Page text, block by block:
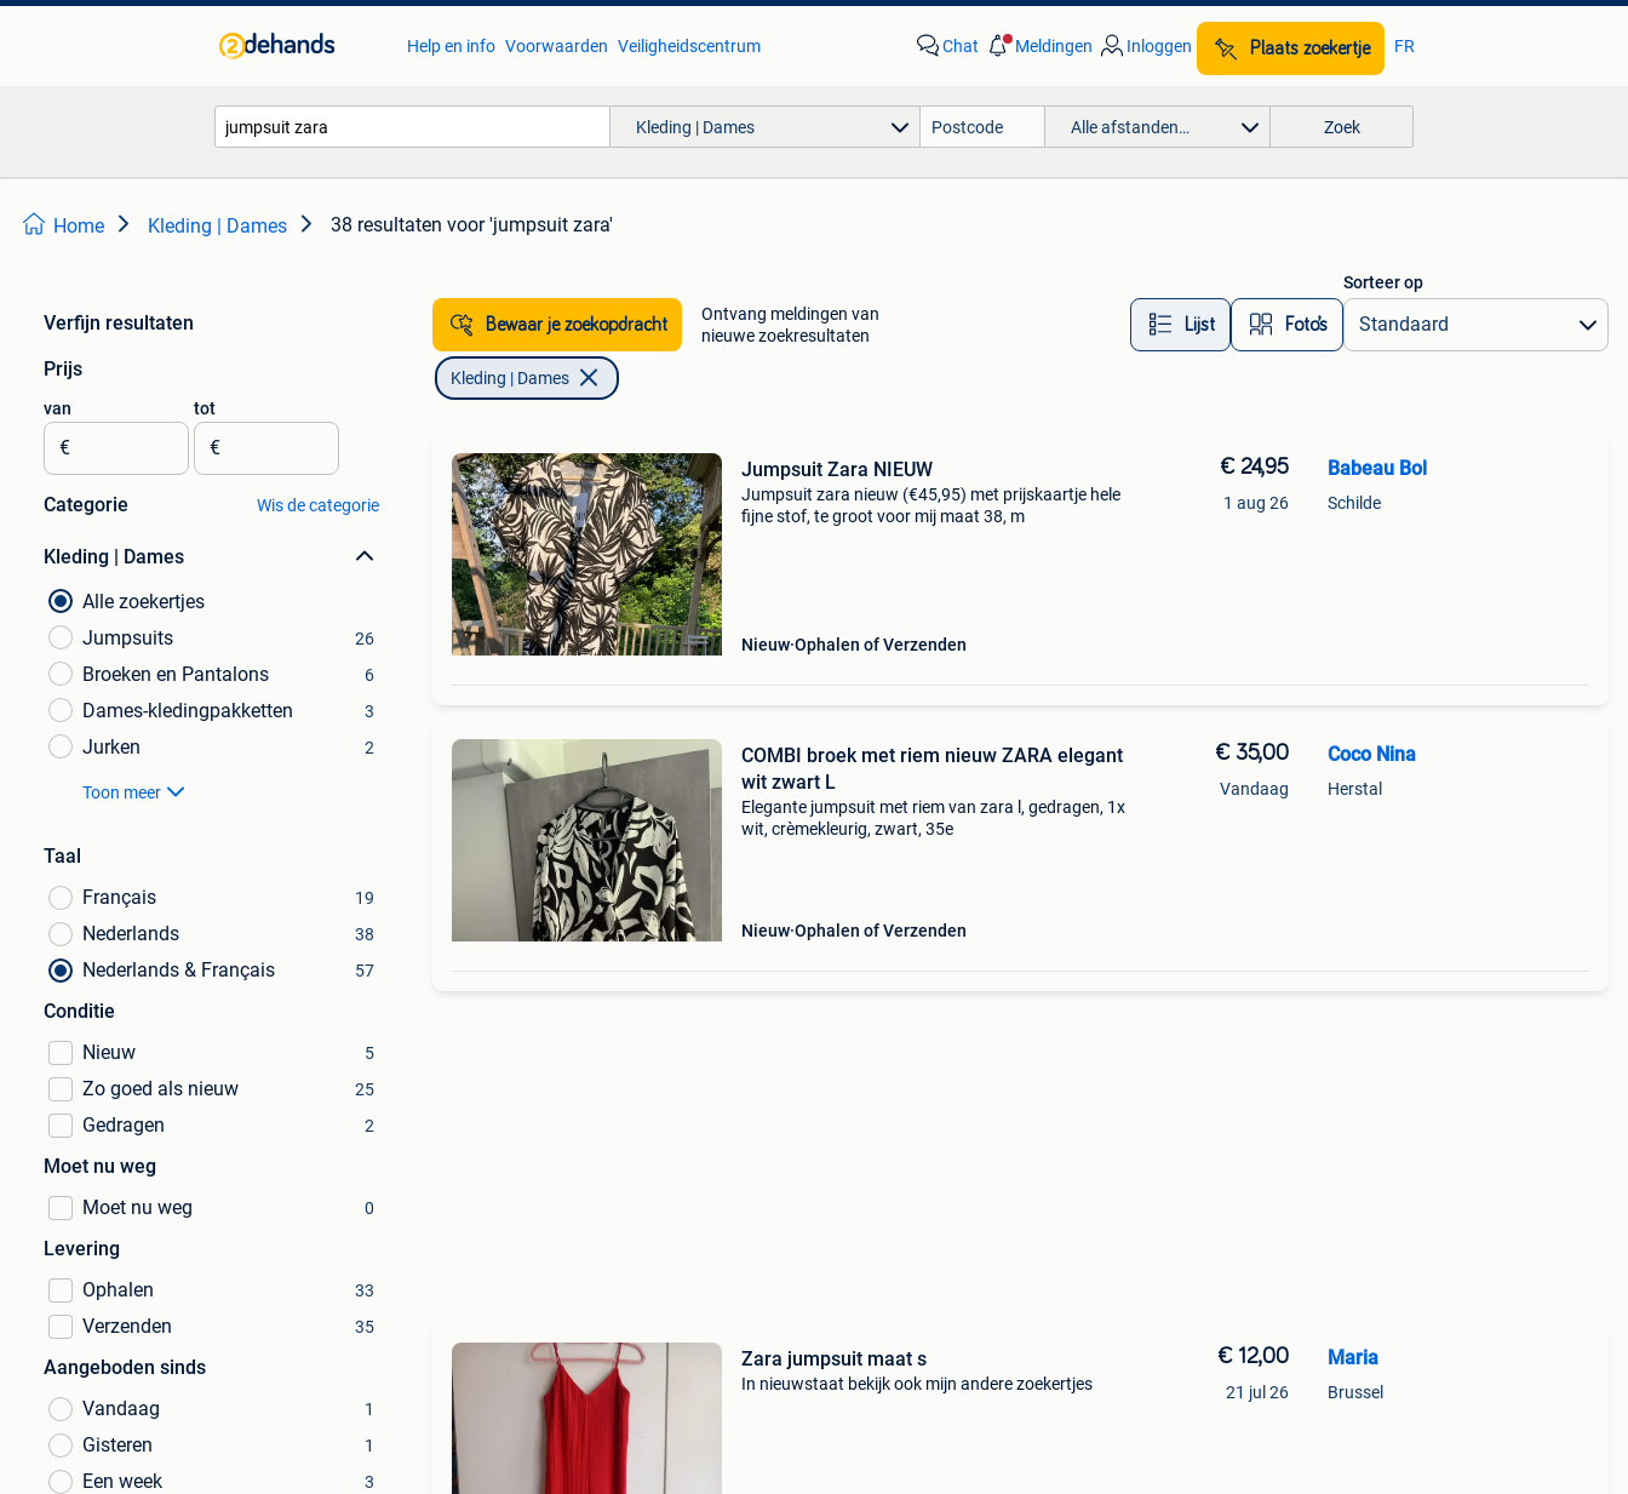
Help en info Voorwaarden Veiligheidscentrum Chat Meldingen Inloggen Plaats zoekertje FR
Kleding | Dames Alle afstanden… Zoek
Home Kleding | Dames 38 resultaten voor 'jumpsuit zara'
Verfijn resultaten
Prijs
van
€
tot
€
Categorie Wis de categorie
Kleding | Dames
Alle zoekertjes
Jumpsuits
26
Broeken en Pantalons 6
Dames-kledingpakketten 3
Jurken 2
Toon meer
Taal
Français
19
Nederlands 38
Nederlands & Français 57
Conditie
Nieuw
5
Zo goed als nieuw 25
Gedragen 2
Moet nu weg
Moet nu weg
0
Levering
Ophalen
33
Verzenden 35
Aangeboden sinds
Vandaag
1
Gisteren 1
Een week 3
Bewaar je zoekopdracht
Ontvang meldingen van
nieuwe zoekresultaten
Lijst Foto’s
Sorteer op
Kleding | Dames
Jumpsuit Zara NIEUW
Jumpsuit zara nieuw (€45,95) met prijskaartje hele
fijne stof, te groot voor mij maat 38, m
Nieuw Ophalen of Verzenden
€ 24,95
1 aug 26
Babeau Bol
Schilde
COMBI broek met riem nieuw ZARA elegant
wit zwart L
Elegante jumpsuit met riem van zara l, gedragen, 1x
wit, crèmekleurig, zwart, 35e
Nieuw Ophalen of Verzenden
€ 35,00
Vandaag
Coco Nina
Herstal
Zara jumpsuit maat s
In nieuwstaat bekijk ook mijn andere zoekertjes
€ 12,00
21 jul 26
Maria
Brussel